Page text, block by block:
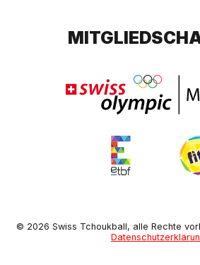
© 2026 Swiss Tchoukball, alle Rechte